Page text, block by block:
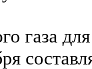
газа для